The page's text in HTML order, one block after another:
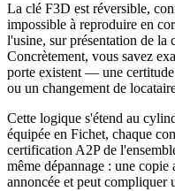
La clé F3D est réversible,
impossible à reproduire en
l'usine, sur présentation de la
Concrètement, vous savez
porte existent — une
ou un changement de
Cette logique s'étend au
équipée en Fichet, chaque
certification A2P de
même dépannage : une
annoncée et peut compliquer